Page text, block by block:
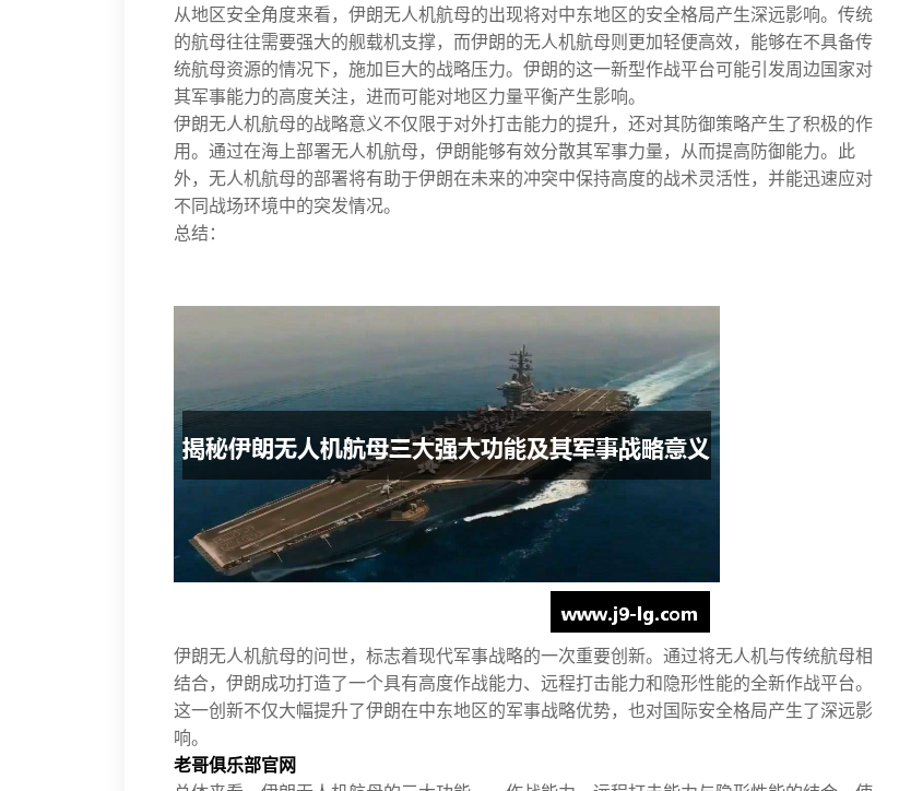
从地区安全角度来看，伊朗无人机航母的出现将对中东地区的安全格局产生深远影响。传统
的航母往往需要强大的舰载机支撑，而伊朗的无人机航母则更加轻便高效，能够在不具备传
统航母资源的情况下，施加巨大的战略压力。伊朗的这一新型作战平台可能引发周边国家对
其军事能力的高度关注，进而可能对地区力量平衡产生影响。
伊朗无人机航母的战略意义不仅限于对外打击能力的提升，还对其防御策略产生了积极的作
用。通过在海上部署无人机航母，伊朗能够有效分散其军事力量，从而提高防御能力。此
外，无人机航母的部署将有助于伊朗在未来的冲突中保持高度的战术灵活性，并能迅速应对
不同战场环境中的突发情况。
总结：
伊朗无人机航母的问世，标志着现代军事战略的一次重要创新。通过将无人机与传统航母相
结合，伊朗成功打造了一个具有高度作战能力、远程打击能力和隐形性能的全新作战平台。
这一创新不仅大幅提升了伊朗在中东地区的军事战略优势，也对国际安全格局产生了深远影
响。
老哥俱乐部官网